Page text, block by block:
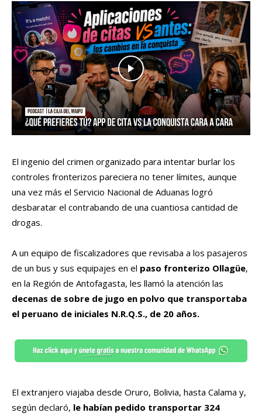
El ingenio del crimen organizado para intentar burlar los
controles fronterizos pareciera no tener límites, aunque
una vez más el Servicio Nacional de Aduanas logró
desbaratar el contrabando de una cuantiosa cantidad de
drogas.
A un equipo de fiscalizadores que revisaba a los pasajeros
de un bus y sus equipajes en el paso fronterizo Ollagüe,
en la Región de Antofagasta, les llamó la atención las
decenas de sobre de jugo en polvo que transportaba
el peruano de iniciales N.R.Q.S., de 20 años.
El extranjero viajaba desde Oruro, Bolivia, hasta Calama y,
según declaró, le habían pedido transportar 324